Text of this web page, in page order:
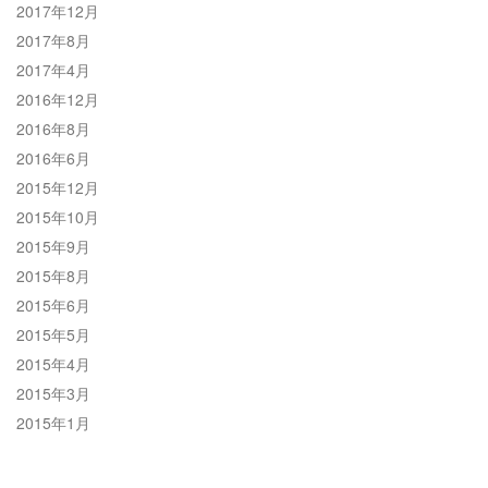
2017年12月
2017年8月
2017年4月
2016年12月
2016年8月
2016年6月
2015年12月
2015年10月
2015年9月
2015年8月
2015年6月
2015年5月
2015年4月
2015年3月
2015年1月